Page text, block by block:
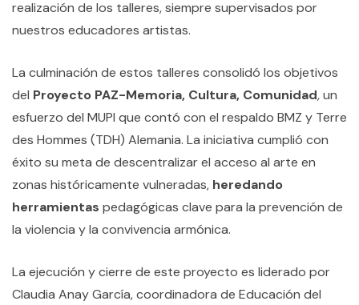
realización de los talleres, siempre supervisados por
nuestros educadores artistas.
La culminación de estos talleres consolidó los objetivos
del Proyecto PAZ-Memoria, Cultura, Comunidad,un
esfuerzo del MUPI que contó con el respaldo BMZ y Terre
des Hommes (TDH) Alemania. La iniciativa cumplió con
éxito su meta de descentralizar el acceso al arte en
zonas históricamente vulneradas, heredando
herramientas pedagógicas clave para la prevención de
la violencia y la convivencia armónica.
La ejecución y cierre de este proyecto es liderado por
Claudia Anay García, coordinadora de Educación del